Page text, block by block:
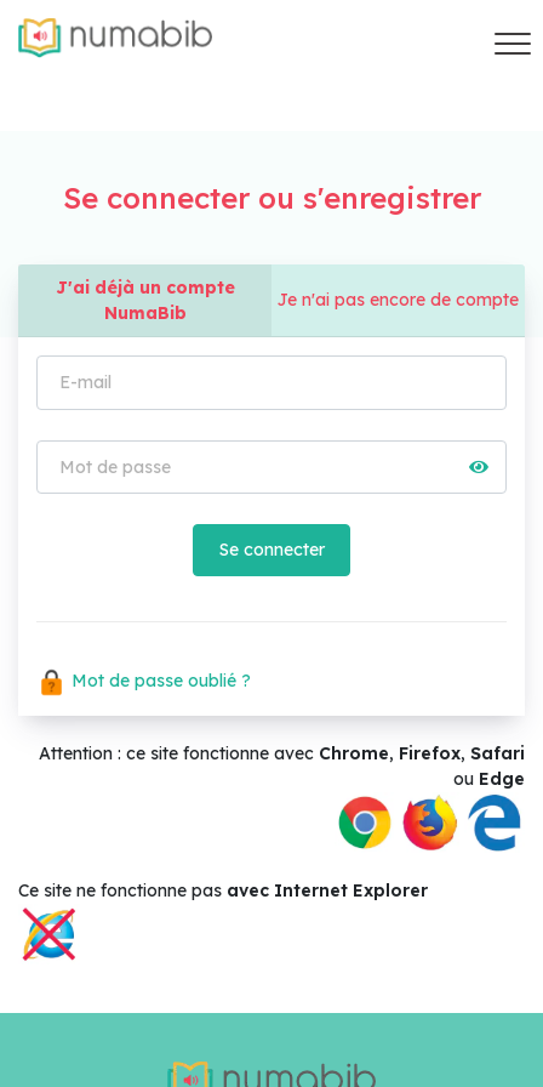
Se connecter ou s'enregistrer
J'ai déjà un compte
NumaBib
Je n'ai pas encore de compte
Se connecter
Mot de passe oublié ?
Attention : ce site fonctionne avec Chrome, Firefox, Safari
ou Edge
Ce site ne fonctionne pas avec Internet Explorer